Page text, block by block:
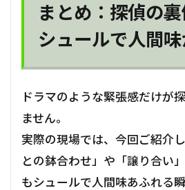
まとめ：探偵の
シュールで人間
ドラマのような緊張感だけが
ません。
実際の現場では、今回ご紹介
との鉢合わせ」や「譲り合い
もシュールで人間味あふれる